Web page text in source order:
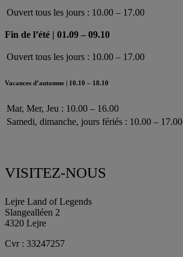
Ouvert tous les jours : 10.00 – 17.00
Fin de l’été | 01.09 – 09.10
Ouvert tous les jours : 10.00 – 17.00
Vacances d’automne | 10.10 – 18.10
Mar, Mer, Jeu : 10.00 – 16.00
Samedi, dimanche, jours fériés : 10.00 – 17.00
VISITEZ-NOUS
Lejre Land of Legends
Slangealléen 2
4320 Lejre
Cvr : 33247257